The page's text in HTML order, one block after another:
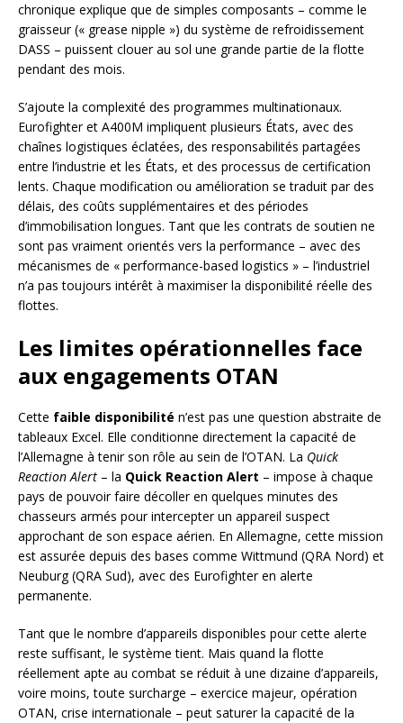
chronique explique que de simples composants – comme le
graisseur (« grease nipple ») du système de refroidissement
DASS – puissent clouer au sol une grande partie de la flotte
pendant des mois.
S’ajoute la complexité des programmes multinationaux.
Eurofighter et A400M impliquent plusieurs États, avec des
chaînes logistiques éclatées, des responsabilités partagées
entre l’industrie et les États, et des processus de certification
lents. Chaque modification ou amélioration se traduit par des
délais, des coûts supplémentaires et des périodes
d’immobilisation longues. Tant que les contrats de soutien ne
sont pas vraiment orientés vers la performance – avec des
mécanismes de « performance-based logistics » – l’industriel
n’a pas toujours intérêt à maximiser la disponibilité réelle des
flottes.
Les limites opérationnelles face
aux engagements OTAN
Cette faible disponibilité n’est pas une question abstraite de
tableaux Excel. Elle conditionne directement la capacité de
l’Allemagne à tenir son rôle au sein de l’OTAN. La Quick
Reaction Alert – la Quick Reaction Alert – impose à chaque
pays de pouvoir faire décoller en quelques minutes des
chasseurs armés pour intercepter un appareil suspect
approchant de son espace aérien. En Allemagne, cette mission
est assurée depuis des bases comme Wittmund (QRA Nord) et
Neuburg (QRA Sud), avec des Eurofighter en alerte
permanente.
Tant que le nombre d’appareils disponibles pour cette alerte
reste suffisant, le système tient. Mais quand la flotte
réellement apte au combat se réduit à une dizaine d’appareils,
voire moins, toute surcharge – exercice majeur, opération
OTAN, crise internationale – peut saturer la capacité de la